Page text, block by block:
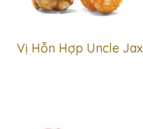
Vị Hỗn Hợp Uncle Jax